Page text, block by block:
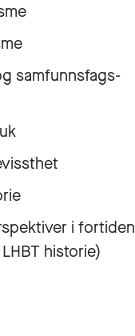
samfunnsfags-
i fortiden
historie)